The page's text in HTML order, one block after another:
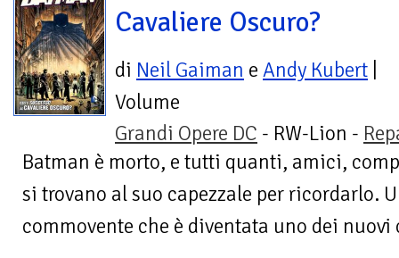
Cavaliere Oscuro?
di Neil Gaiman e Andy Kubert
Volume
Grandi Opere DC - RW-Lion -
Batman è morto, e tutti quanti, amici,
si trovano al suo capezzale per ricordarlo.
commovente che è diventata uno dei